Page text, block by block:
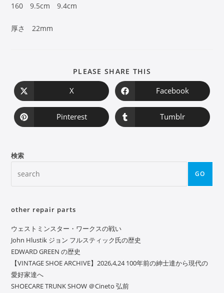
160 9.5cm 9.4cm
厚さ 22mm
PLEASE SHARE THIS
X Facebook
Pinterest Tumblr
検索
GO
other repair parts
ウェストミンスター・ワークスの戦い
John Hlustik ジョン フルスティック氏の歴史
EDWARD GREEN の歴史
【VINTAGE SHOE ARCHIVE】2026,4,24 100年前の紳士達から現代の
愛好家達へ
SHOECARE TRUNK SHOW ＠Cineto 弘前